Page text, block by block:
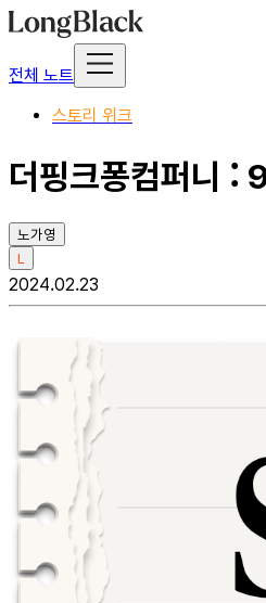
전체 노트
스토리 위크
더핑크퐁컴퍼니 :
노가영
L
2024.02.23